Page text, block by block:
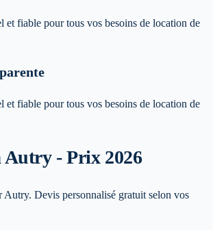
et fiable pour tous vos besoins de location de
et fiable pour tous vos besoins de location de
Autry - Prix 2026
Devis personnalisé gratuit selon vos